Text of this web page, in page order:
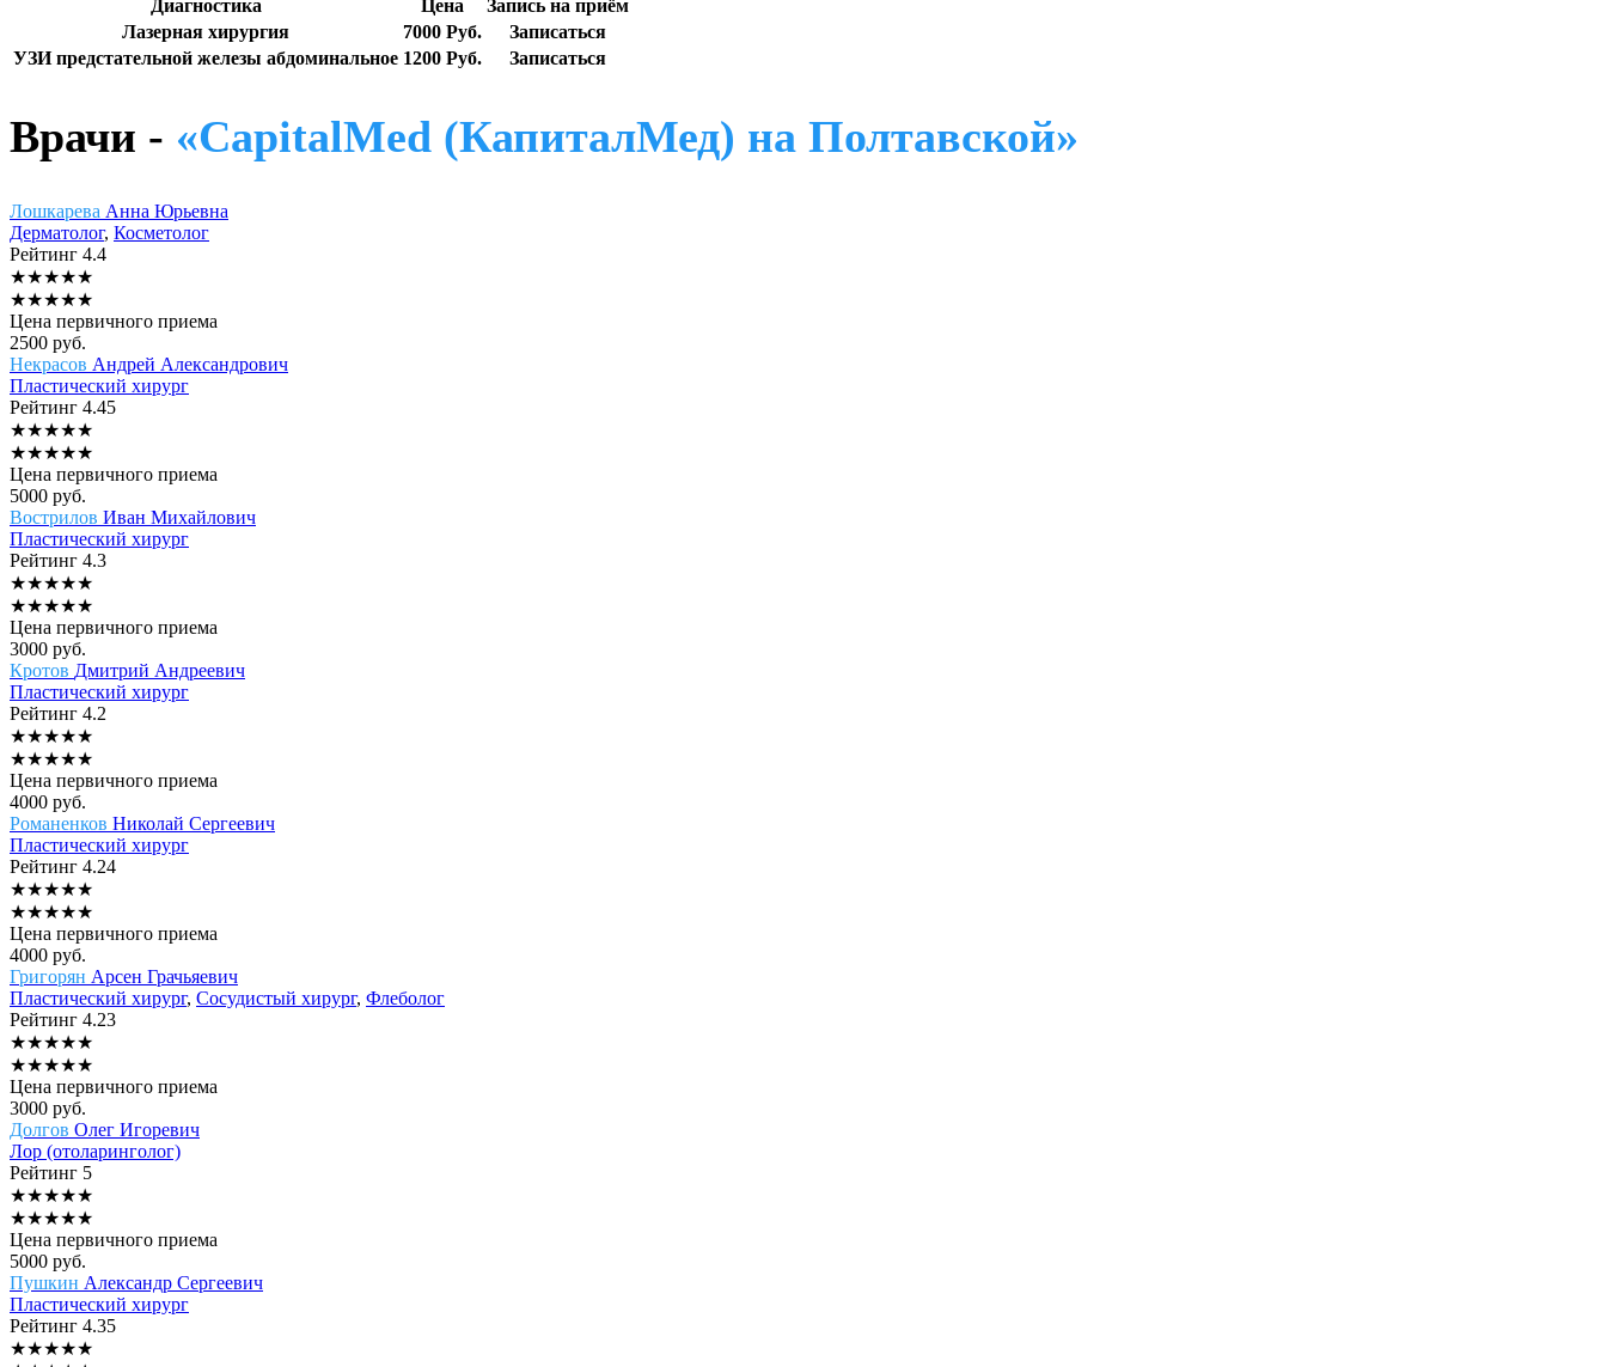
Диагностика
Цена
Запись на приём
Лазерная хирургия
7000 Руб.
Записаться
УЗИ предстательной железы абдоминальное 1200 Руб. Записаться
Врачи - «CapitalMed (КапиталМед) на Полтавской»
Лошкарева Анна Юрьевна
Дерматолог, Косметолог
Рейтинг 4.4
★★★★★
★★★★★
Цена первичного приема
2500 руб.
Некрасов Андрей Александрович
Пластический хирург
Рейтинг 4.45
★★★★★
★★★★★
Цена первичного приема
5000 руб.
Вострилов Иван Михайлович
Пластический хирург
Рейтинг 4.3
★★★★★
★★★★★
Цена первичного приема
3000 руб.
Кротов Дмитрий Андреевич
Пластический хирург
Рейтинг 4.2
★★★★★
★★★★★
Цена первичного приема
4000 руб.
Романенков Николай Сергеевич
Пластический хирург
Рейтинг 4.24
★★★★★
★★★★★
Цена первичного приема
4000 руб.
Григорян Арсен Грачьяевич
Пластический хирург, Сосудистый хирург, Флеболог
Рейтинг 4.23
★★★★★
★★★★★
Цена первичного приема
3000 руб.
Долгов Олег Игоревич
Лор (отоларинголог)
Рейтинг 5
★★★★★
★★★★★
Цена первичного приема
5000 руб.
Пушкин Александр Сергеевич
Пластический хирург
Рейтинг 4.35
★★★★★